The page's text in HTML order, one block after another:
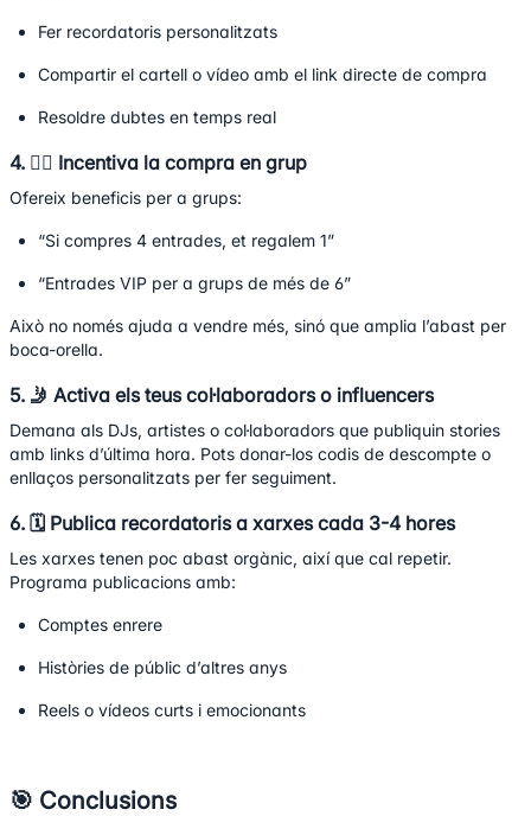
Fer recordatoris personalitzats
Compartir el cartell o vídeo amb el link directe de compra
Resoldre dubtes en temps real
4. 👯‍♀️ Incentiva la compra en grup
Ofereix beneficis per a grups:
“Si compres 4 entrades, et regalem 1”
“Entrades VIP per a grups de més de 6”
Això no només ajuda a vendre més, sinó que amplia l’abast per
boca-orella.
5. 🤳 Activa els teus col·laboradors o influencers
Demana als DJs, artistes o col·laboradors que publiquin stories
amb links d’última hora. Pots donar-los codis de descompte o
enllaços personalitzats per fer seguiment.
6. 🗓 Publica recordatoris a xarxes cada 3-4 hores
Les xarxes tenen poc abast orgànic, així que cal repetir.
Programa publicacions amb:
Comptes enrere
Històries de públic d’altres anys
Reels o vídeos curts i emocionants
🎯 Conclusions